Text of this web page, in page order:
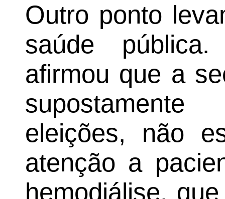
Outro ponto
saúde
afirmou que a
eleições, não
atenção a
hemodiálise,